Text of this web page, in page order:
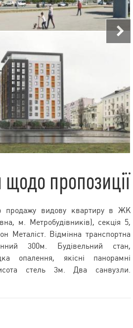
щодо пропозиції
продажу видову квартиру в ЖК
м. Метробудівників), секція 5,
Металіст. Відмінна транспортна
300м. Будівельний стан,
опалення, якісні панорамні
стель 3м. Два санвузли.